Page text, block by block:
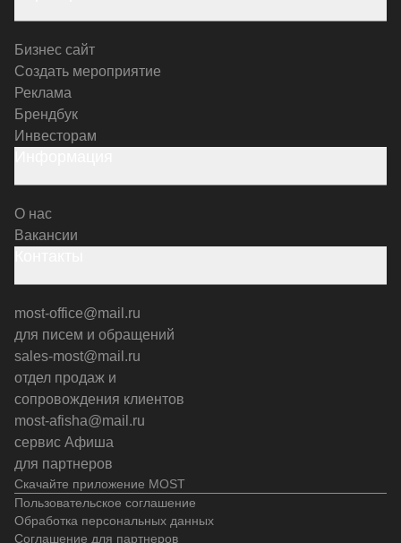
Скачайте приложение MOST
Бизнес сайт
Создать мероприятие
Реклама
Брендбук
Инвесторам
О нас
Вакансии
most-office@mail.ru
для писем и обращений
sales-most@mail.ru
отдел продаж и
сопровождения клиентов
most-afisha@mail.ru
сервис Афиша
для партнеров
Пользовательское соглашение
Обработка персональных данных
Соглашение для партнеров